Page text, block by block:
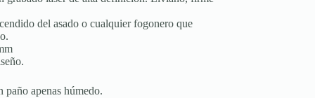
del asado o cualquier fogonero que
apenas húmedo.